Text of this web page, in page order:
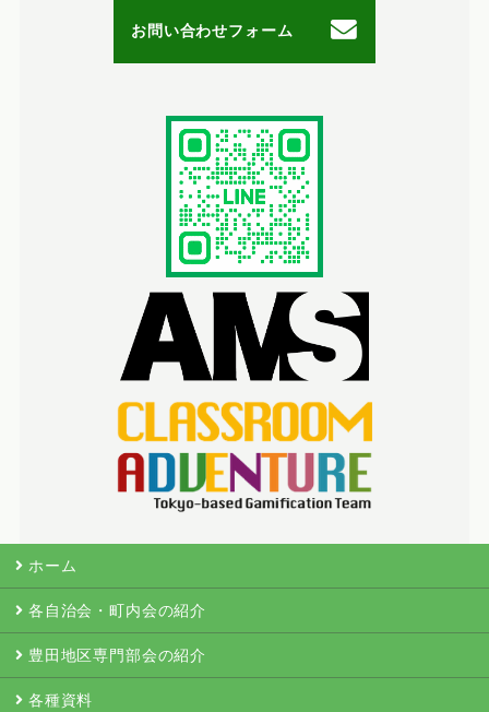
お問い合わせフォーム
ホーム
各自治会・町内会の紹介
豊田地区専門部会の紹介
各種資料